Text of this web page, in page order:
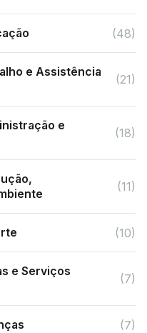
(48)
e Assistência
(21)
e
(18)
(11)
(10)
e Serviços
(7)
(7)